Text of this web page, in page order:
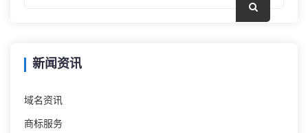
新闻资讯
域名资讯
商标服务